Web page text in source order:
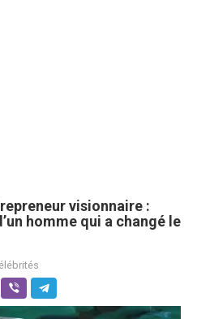
visionnaire :
homme qui a changé le